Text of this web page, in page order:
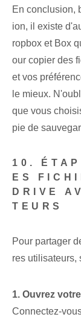
En conclusion,
ion, il existe
ropbox et Box
our copier des
et vos
le mieux.
que vous
pie de
10.
ES
DRIVE
TEURS
Pour partager
res utilisateurs,
1.⁢ Ouvrez
Connectez-